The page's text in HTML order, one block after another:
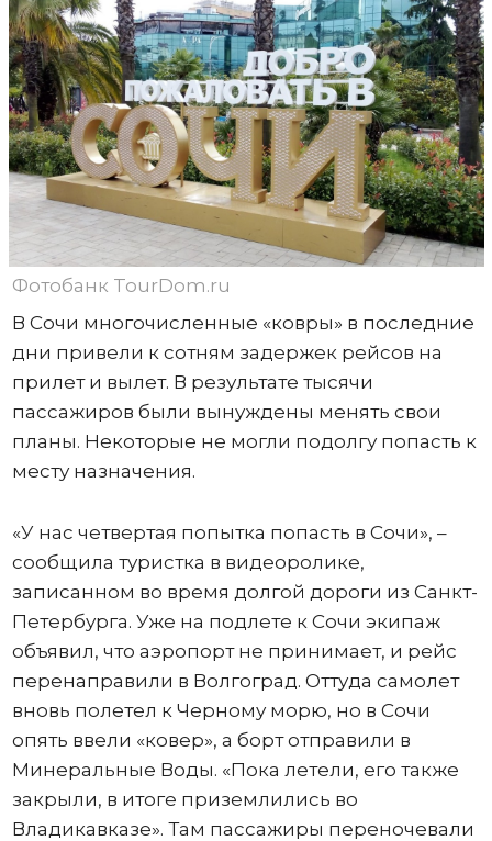
Фотобанк TourDom.ru
В Сочи многочисленные «ковры» в последние
дни привели к сотням задержек рейсов на
прилет и вылет. В результате тысячи
пассажиров были вынуждены менять свои
планы. Некоторые не могли подолгу попасть к
месту назначения.
«У нас четвертая попытка попасть в Сочи», –
сообщила туристка в видеоролике,
записанном во время долгой дороги из Санкт-
Петербурга. Уже на подлете к Сочи экипаж
объявил, что аэропорт не принимает, и рейс
перенаправили в Волгоград. Оттуда самолет
вновь полетел к Черному морю, но в Сочи
опять ввели «ковер», а борт отправили в
Минеральные Воды. «Пока летели, его также
закрыли, в итоге приземлились во
Владикавказе». Там пассажиры переночевали